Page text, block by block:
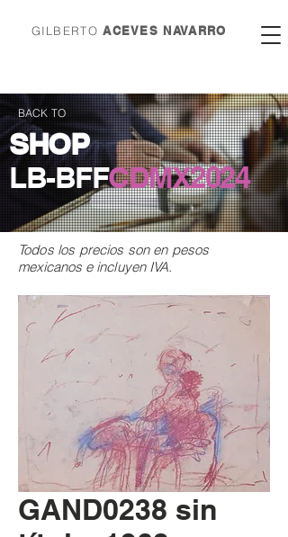
GILBERTOACEVES NAVARRO
BACK TO
SHOP
LB-BFFCDMX2024
Todos los precios son en pesos
mexicanos e incluyen IVA.
GAND0238 sin